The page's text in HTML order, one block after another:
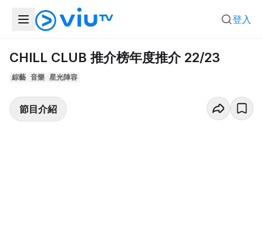
登入
CHILL CLUB 推介榜年度推介 22/23
綜藝 音樂 星光陣容
節目介紹